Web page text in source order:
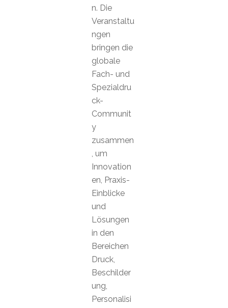
n. Die
Veranstaltu
ngen
bringen die
globale
Fach- und
Spezialdru
ck-
Communit
y
zusammen
, um
Innovation
en, Praxis-
Einblicke
und
Lösungen
in den
Bereichen
Druck,
Beschilder
ung,
Personalisi